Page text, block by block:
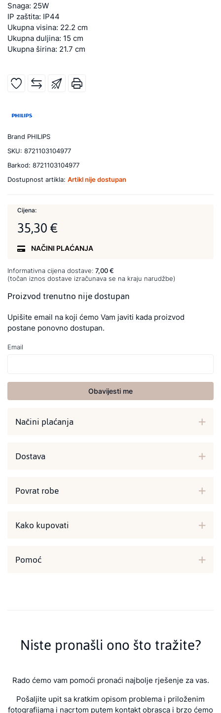
Snaga: 25W
IP zaštita: IP44
Ukupna visina: 22.2 cm
Ukupna duljina: 15 cm
Ukupna širina: 21.7 cm
Brand PHILIPS
SKU: 8721103104977
Barkod: 8721103104977
Dostupnost artikla: Artikl nije dostupan
Cijena:
35,30 €
NAČINI PLAĆANJA
Informativna cijena dostave: 7,00 €
(točan iznos dostave izračunava se na kraju narudžbe)
Proizvod trenutno nije dostupan
Upišite email na koji ćemo Vam javiti kada proizvod
postane ponovno dostupan.
Email
Obavijesti me
Načini plaćanja
Dostava
Povrat robe
Kako kupovati
Pomoć
Niste pronašli ono što tražite?
Rado ćemo vam pomoći pronaći najbolje rješenje za vas.
Pošaljite upit sa kratkim opisom problema i priloženim
fotografijama i nacrtom putem kontakt obrasca i brzo ćemo